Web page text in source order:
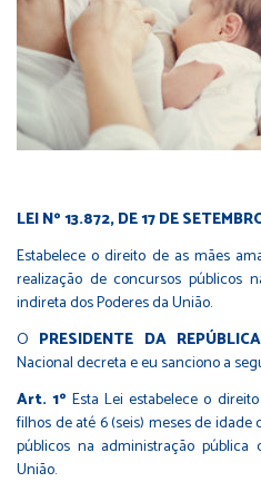
LEI Nº 13.872, DE 17 DE
Estabelece o direito de as mães
realização de concursos públicos
indireta dos Poderes da União.
O PRESIDENTE DA REPÚBLICA
Nacional decreta e eu sanciono a
Art. 1º Esta Lei estabelece o
filhos de até 6 (seis) meses de
públicos na administração
União.